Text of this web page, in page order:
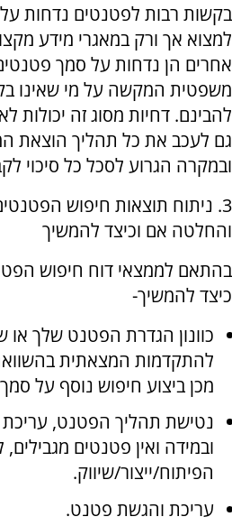
בקשות רבות לפטנטים נדחות
למצוא אך ורק במאגרי מידע
אחרים הן נדחות על סמך
משפטית המקשה על מי שאינו
להבינם. דחיות מסוג זה יכולות
גם לעכב את כל תהליך הוצאת
ובמקרה הגרוע לסכל כל סיכוי
3. ניתוח תוצאות חיפוש
והחלטה אם וכיצד להמשיך
בהתאם לממצאי דוח חיפוש
כיצד להמשיך-
כוונון הגדרת הפטנט שלך או
להתקדמות המצאתית
מכן ביצוע חיפוש נוסף על סמך
נטישת תהליך הפטנט,
ובמידה ואין פטנטים
הפיתוח/ייצור/שיווק.
עריכת והגשת פטנט.